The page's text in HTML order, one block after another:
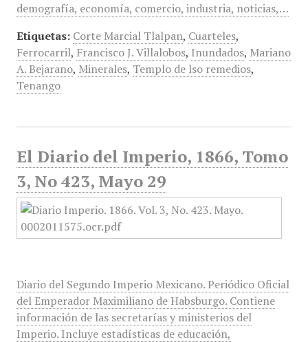
demografía, economía, comercio, industria, noticias,…
Etiquetas: Corte Marcial Tlalpan, Cuarteles,
Ferrocarril, Francisco J. Villalobos, Inundados, Mariano
A. Bejarano, Minerales, Templo de lso remedios,
Tenango
El Diario del Imperio, 1866, Tomo
3, No 423, Mayo 29
Diario del Segundo Imperio Mexicano. Periódico Oficial
del Emperador Maximiliano de Habsburgo. Contiene
información de las secretarías y ministerios del
Imperio. Incluye estadísticas de educación,